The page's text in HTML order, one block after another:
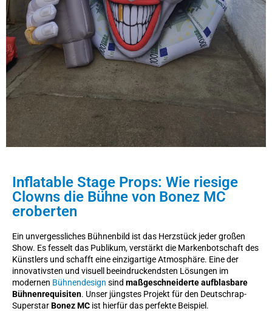
Inflatable Stage Props: Wie riesige
Clowns die Bühne von Bonez MC
eroberten
Ein unvergessliches Bühnenbild ist das Herzstück jeder großen
Show. Es fesselt das Publikum, verstärkt die Markenbotschaft des
Künstlers und schafft eine einzigartige Atmosphäre. Eine der
innovativsten und visuell beeindruckendsten Lösungen im
modernen Bühnendesign sind maßgeschneiderte aufblasbare
Bühnenrequisiten. Unser jüngstes Projekt für den Deutschrap-
SuperstarBonez MC ist hierfür das perfekte Beispiel.